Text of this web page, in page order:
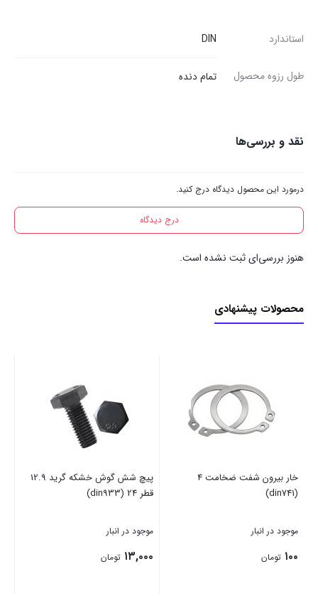
استاندارد DIN
طول رزوه محصول تمام دنده
نقد و بررسی‌ها
درمورد این محصول دیدگاه درج کنید.
درج دیدگاه
هنوز بررسی‌ای ثبت نشده است.
محصولات پیشنهادی
خار بیرون شفت ضخامت 4
(din741)
موجود در انبار
۱۰۰ تومان
پیچ شش گوش خشکه گرید 12.9
قطر 24 (din933)
موجود در انبار
۱۳,۰۰۰ تومان